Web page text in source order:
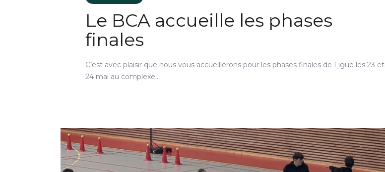
Le BCA accueille les phases
finales
C’est avec plaisir que nous vous accueillerons pour les phases finales de Ligue les 23 et
24 mai au complexe…